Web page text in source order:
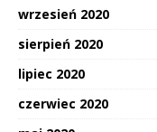
wrzesień 2020
sierpień 2020
lipiec 2020
czerwiec 2020